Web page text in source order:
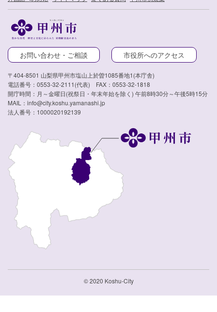
お問い合わせ・ご相談 市役所へのアクセス
〒404-8501 山梨県甲州市塩山上於曽1085番地1(本庁舎)
電話番号：0553-32-2111(代表) FAX：0553-32-1818
開庁時間：月～金曜日(祝祭日・年末年始を除く) 午前8時30分～午後5時15分
MAIL：info@city.koshu.yamanashi.jp
法人番号：1000020192139
© 2020 Koshu-City